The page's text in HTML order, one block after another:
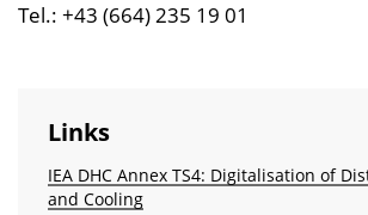
Tel.: +43 (664) 235 19 01
Links
IEA DHC Annex TS4: Digitalisation of
and Cooling